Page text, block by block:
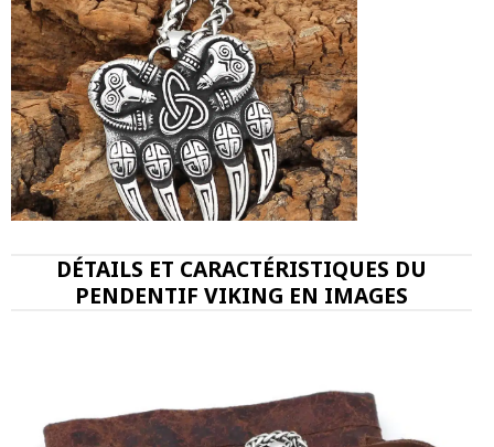
DÉTAILS ET CARACTÉRISTIQUES DU
PENDENTIF VIKING EN IMAGES